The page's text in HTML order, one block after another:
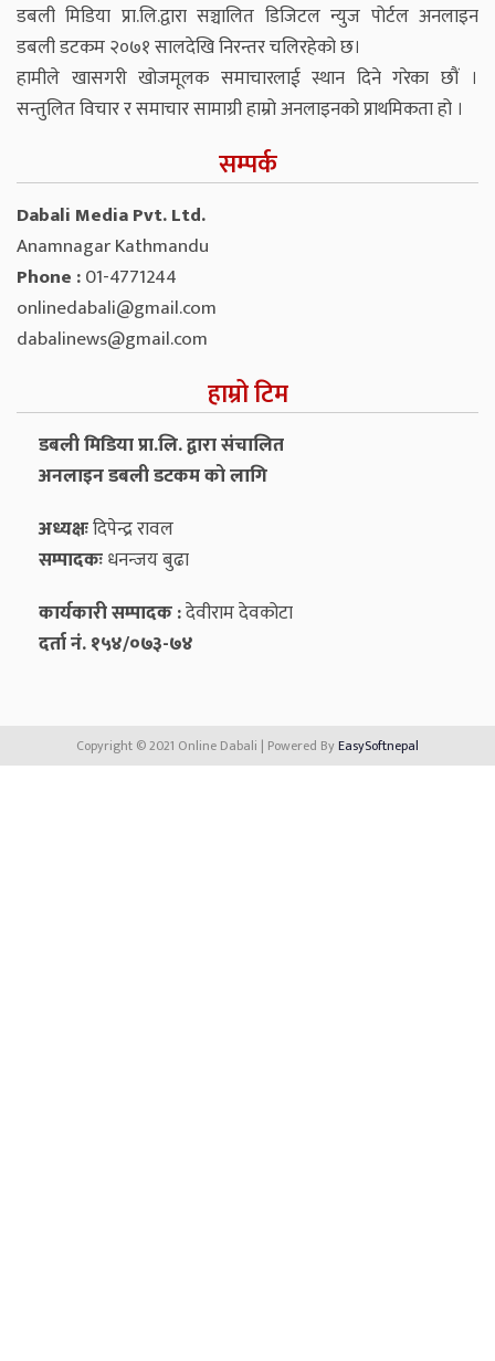
डबली मिडिया प्रा.लि.द्वारा सञ्चालित डिजिटल न्युज पोर्टल अनलाइन
डबली डटकम २०७१ सालदेखि निरन्तर चलिरहेको छ।
हामीले खासगरी खोजमूलक समाचारलाई स्थान दिने गरेका छौं ।
सन्तुलित विचार र समाचार सामाग्री हाम्रो अनलाइनको प्राथमिकता हो ।
सम्पर्क
Dabali Media Pvt. Ltd.
Anamnagar Kathmandu
Phone :01-4771244
onlinedabali@gmail.com
dabalinews@gmail.com
हाम्रो टिम
डबली मिडिया प्रा.लि. द्वारा संचालित
अनलाइन डबली डटकम को लागि
अध्यक्षःदिपेन्द्र रावल
सम्पादकःधनन्‍जय बुढा
कार्यकारी सम्पादक :देवीराम देवकोटा
दर्ता नं. १५४/०७३-७४
Copyright © 2021 Online Dabali | Powered ByEasySoftnepal